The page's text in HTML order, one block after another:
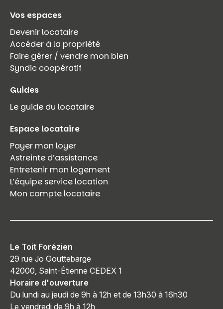
Vos espaces
Devenir locataire
Accéder à la propriété
Faire gérer / vendre mon bien
Syndic coopératif
Guides
Le guide du locataire
Espace locataire
Payer mon loyer
Astreinte d’assistance
Entretenir mon logement
L’équipe service location
Mon compte locataire
Le Toit Forézien
29 rue Jo Gouttebarge
42000, Saint-Étienne CEDEX 1
Horaire d'ouverture
Du lundi au jeudi de 9h à 12h et de 13h30 à 16h30
Le vendredi de 9h à 12h